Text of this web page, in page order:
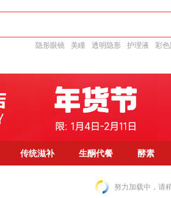
隐形眼镜 美瞳 透明隐形 护理液 彩
传统滋补 生酮代餐 酵素
努力加载中，请